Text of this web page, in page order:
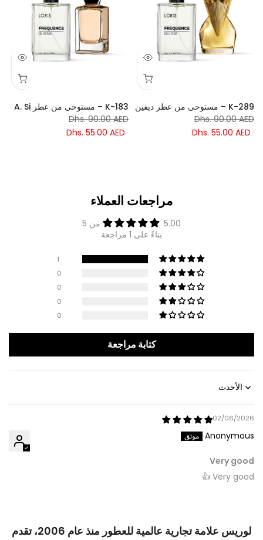
K-289 – مستوحى من عطر ديفين
Dhs. 90.00 AED
Dhs. 55.00 AED
K-183 – مستوحى من عطر A. Si
Dhs. 90.00 AED
Dhs. 55.00 AED
مراجعات العملاء
5.00 من 5
بناءً على 1 مراجعة
1
0
0
0
0
كتابة مراجعة
Sort by
02/06/2026
Anonymous
Very good
Very good 👍
لوريس علامة تجارية عالمية للعطور منذ عام 2006، تقدم